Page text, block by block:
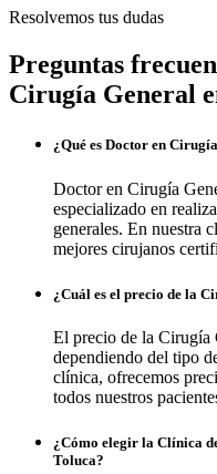
Resolvemos tus dudas
Preguntas
Cirugía General
¿Qué es Doctor en
Doctor en Cirugía
especializado en
generales. En nuestra
mejores cirujanos
¿Cuál es el precio de la
El precio de la Cirugía
dependiendo del tipo
clínica, ofrecemos
todos nuestros
¿Cómo elegir la Clínica
Toluca?